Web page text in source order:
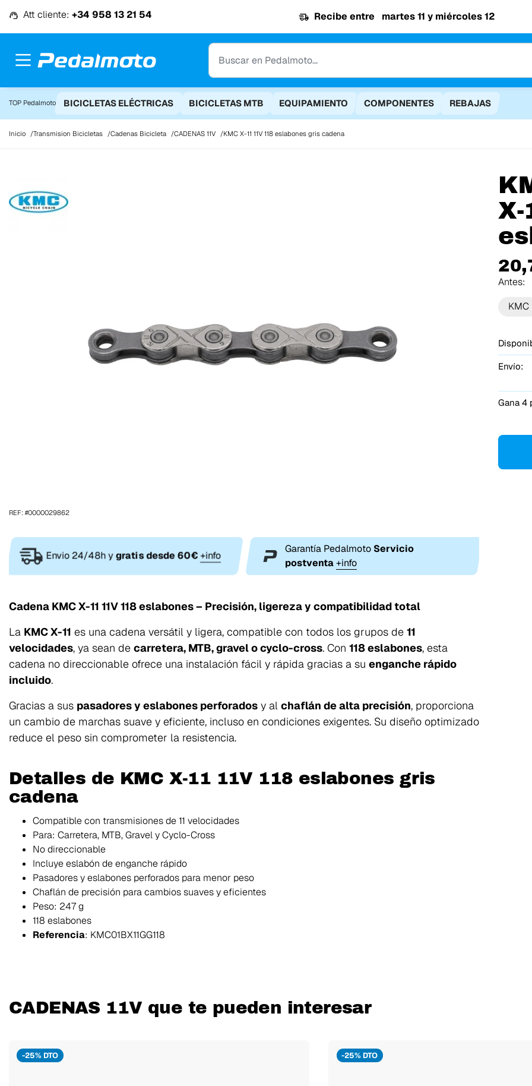
Att cliente: +34 958 13 21 54 Recibe entre martes 11 y miércoles 12
TOP Pedalmoto BICICLETAS ELÉCTRICAS BICICLETAS MTB EQUIPAMIENTO COMPONENTES REBAJAS
Inicio Transmision Bicicletas Cadenas Bicicleta CADENAS 11V KMC X-11 11V 118 eslabones gris cadena
X-
Antes:
KMC
Envío:
Gana 4
REF: #0000029862
Envio 24/48h ygratis desde 60€ +info
Garantía Pedalmoto Servicio
postventa +info
Cadena KMC X-11 11V 118 eslabones – Precisión, ligereza y compatibilidad total
La KMC X-11 es una cadena versátil y ligera, compatible con todos los grupos de 11
velocidades, ya sean de carretera, MTB, gravel o cyclo-cross. Con 118 eslabones, esta
cadena no direccionable ofrece una instalación fácil y rápida gracias a su enganche rápido
incluido.
Gracias a sus pasadores y eslabones perforados y al chaflán de alta precisión, proporciona
un cambio de marchas suave y eficiente, incluso en condiciones exigentes. Su diseño optimizado
reduce el peso sin comprometer la resistencia.
Detalles de KMC X-11 11V 118 eslabones gris
cadena
Compatible con transmisiones de 11 velocidades
Para: Carretera, MTB, Gravel y Cyclo-Cross
No direccionable
Incluye eslabón de enganche rápido
Pasadores y eslabones perforados para menor peso
Chaflán de precisión para cambios suaves y eficientes
Peso: 247 g
118 eslabones
Referencia: KMC01BX11GG118
CADENAS 11V que te pueden interesar
-25% DTO -25% DTO